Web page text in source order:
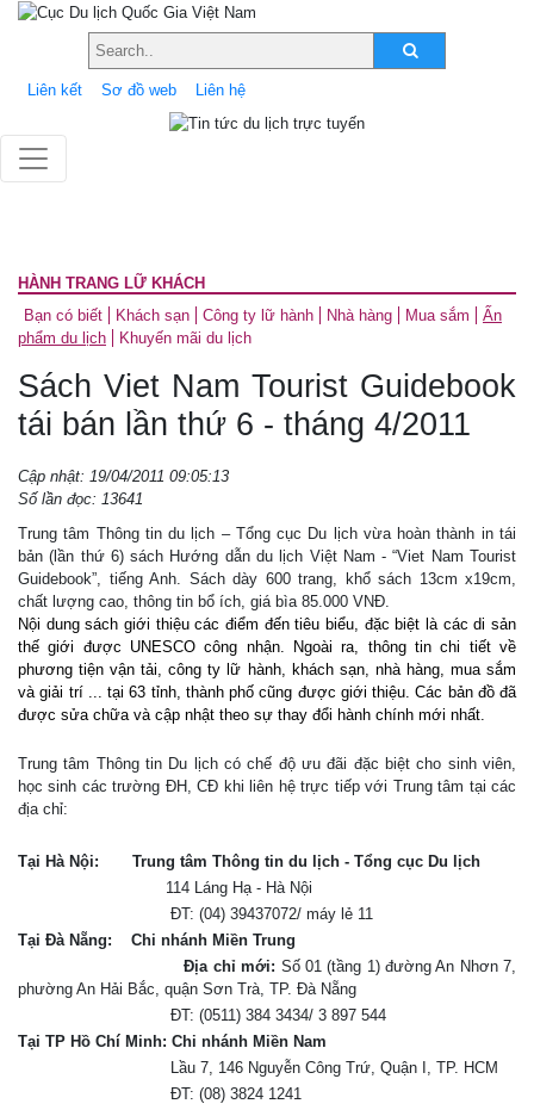
Liên kết Sơ đồ web Liên hệ
HÀNH TRANG LỮ KHÁCH
Bạn có biết
Khách sạn Công ty lữ hành Nhà hàng Mua sắm
Ấn
phẩm du lịch
Khuyến mãi du lịch
Sách Viet Nam Tourist Guidebook
tái bán lần thứ 6 - tháng 4/2011
Cập nhật: 19/04/2011 09:05:13
Số lần đọc: 13641
Trung tâm Thông tin du lịch – Tổng cục Du lịch vừa hoàn thành in tái
bản (lần thứ 6) sách Hướng dẫn du lịch Việt Nam - “Viet Nam Tourist
Guidebook”, tiếng Anh. Sách dày 600 trang, khổ sách 13cm x19cm,
chất lượng cao, thông tin bổ ích, giá bìa 85.000 VNĐ.
Nội dung sáchgiới thiệu các điểm đến tiêu biểu đặc biệt là cácdi sản
thế giới được UNESCO công nhận. Ngoài ra thông tin chi tiết về
phương tiện vận tải ,công ty lữ hành, khách sạn, nhà hàng, mua sắm
và giải trí tại 63 tỉnh, thành phố cũng được giới thiệu .Các bản đồ đã
được sửa chữa và cập nhật theo sự thay đổi hành chính mới nhất
Trung tâm Thông tin Du lịch có chế độ ưu đãi đặc biệt cho sinh viên,
học sinh các trường ĐH, CĐ khi liên hệ trực tiếp với Trung tâm tại các
địa chỉ:
Tại Hà Nội:
Trung tâm Thông tin du lịch - Tổng cục Du lịch
114 Láng Hạ - Hà Nội
ĐT: (04) 39437072/ máy lẻ 11
Tại Đà Nẵng:
Chi nhánh Miền Trung
Địa chỉ mới: Số 01 (tầng 1) đường An Nhơn 7,
phường An Hải Bắc, quận Sơn Trà, TP. Đà Nẵng
ĐT: (0511) 384 3434/ 3 897 544
Tại TP Hồ Chí Minh: Chi nhánh Miền Nam
Lầu 7, 146 Nguyễn Công Trứ, Quận I, TP. HCM
ĐT: (08) 3824 1241